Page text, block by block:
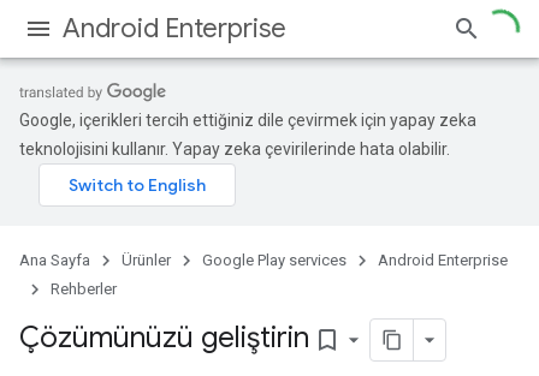
Android Enterprise
Google, içerikleri tercih ettiğiniz dile çevirmek için yapay zeka
teknolojisini kullanır. Yapay zeka çevirilerinde hata olabilir.
Ana Sayfa Ürünler Google Play services
Android Enterprise
Rehberler
Çözümünüzü geliştirin bookmark_border